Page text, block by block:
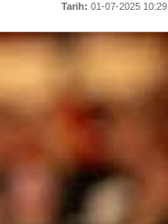
Tarih: 01-07-2025 10:29